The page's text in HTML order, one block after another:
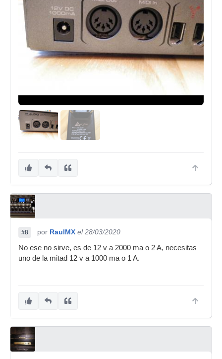
#8 por RaulMX el 28/03/2020
No ese no sirve, es de 12 v a 2000 ma o 2 A, necesitas
uno de la mitad 12 v a 1000 ma o 1 A.